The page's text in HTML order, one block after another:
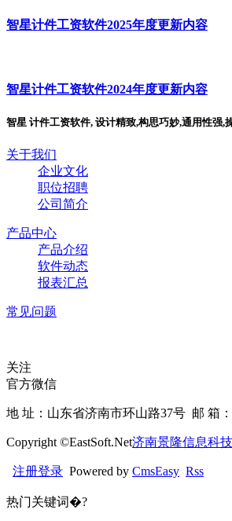
智星计件工资软件2025年度更新内容
智星计件工资软件2024年度更新内容
智星 计件工资软件, 设计精致,构思巧妙,通用性强,
关于我们
企业文化
职位招聘
公司简介
产品中心
产品介绍
软件动态
报表汇总
常见问题
关注
官方微信
地 址：山东省济南市环山路37号 邮 箱：
Copyright ©EastSoft.Net济南景隆信息科
注册登录 Powered by CmsEasy Rss
热门关键词�?